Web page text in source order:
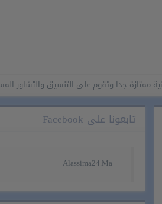
جدا وتقوم على التنسيق والتشاور المستمر
تابعونا على Facebook